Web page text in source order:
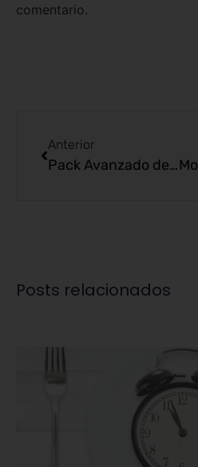
comentario.
Anterior
Pack Avanzado de Herbalife
Posts relacionados